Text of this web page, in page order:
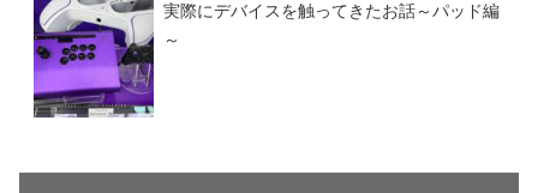
実際にデバイスを触ってきたお話～パッド編
～